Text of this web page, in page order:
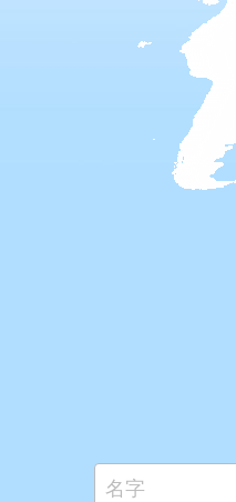
名字